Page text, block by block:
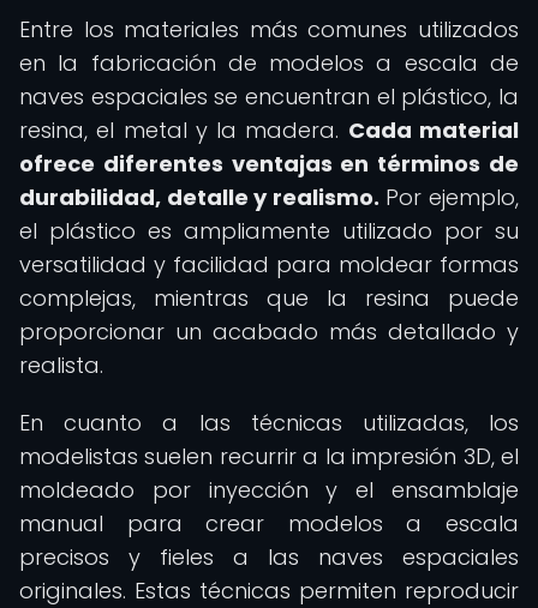
Entre los materiales más comunes utilizados
en la fabricación de modelos a escala de
naves espaciales se encuentran el plástico, la
resina, el metal y la madera. Cada material
ofrece diferentes ventajas en términos de
durabilidad, detalle y realismo. Por ejemplo,
el plástico es ampliamente utilizado por su
versatilidad y facilidad para moldear formas
complejas, mientras que la resina puede
proporcionar un acabado más detallado y
realista.
En cuanto a las técnicas utilizadas, los
modelistas suelen recurrir a la impresión 3D, el
moldeado por inyección y el ensamblaje
manual para crear modelos a escala
precisos y fieles a las naves espaciales
originales. Estas técnicas permiten reproducir